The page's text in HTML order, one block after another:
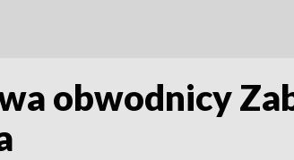
obwodnicy